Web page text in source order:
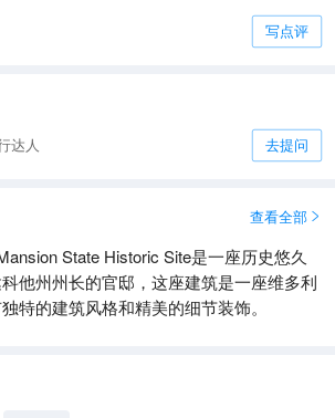
写点评
达人 去提问
查看全部 
State Historic Site是一座历史悠久
他州州长的官邸，这座建筑是一座维多利
特的建筑风格和精美的细节装饰。